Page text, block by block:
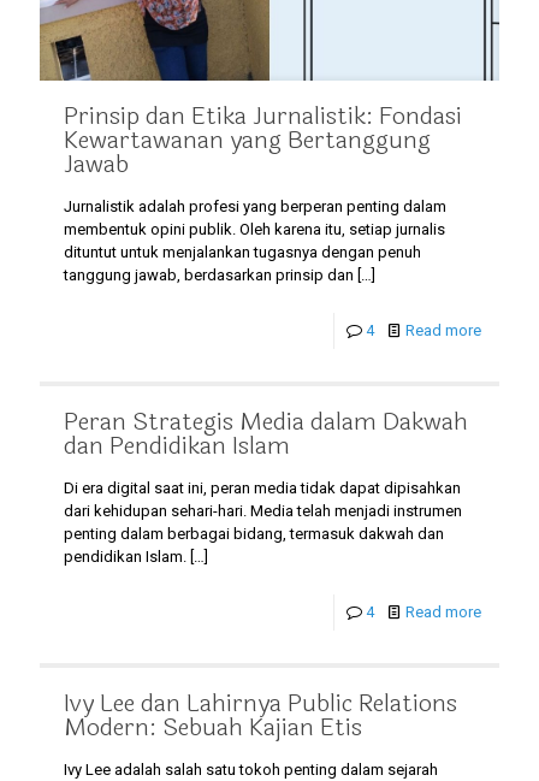
Prinsip dan Etika Jurnalistik: Fondasi
Kewartawanan yang Bertanggung
Jawab
Jurnalistik adalah profesi yang berperan penting dalam
membentuk opini publik. Oleh karena itu, setiap jurnalis
dituntut untuk menjalankan tugasnya dengan penuh
tanggung jawab, berdasarkan prinsip dan
4 Read more
Peran Strategis Media dalam Dakwah
dan Pendidikan Islam
Di era digital saat ini, peran media tidak dapat dipisahkan
dari kehidupan sehari-hari. Media telah menjadi instrumen
penting dalam berbagai bidang, termasuk dakwah dan
pendidikan Islam.
4 Read more
Ivy Lee dan Lahirnya Public Relations
Modern: Sebuah Kajian Etis
Ivy Lee adalah salah satu tokoh penting dalam sejarah